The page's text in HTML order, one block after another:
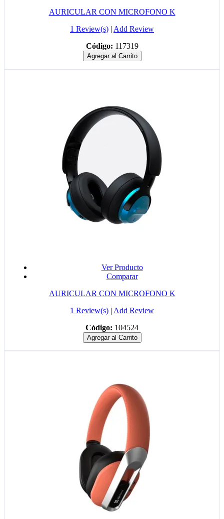
AURICULAR CON MICROFONO K
1 Review(s) | Add Review
Código: 117319
Agregar al Carrito
Ver Producto
Comparar
AURICULAR CON MICROFONO K
1 Review(s) | Add Review
Código: 104524
Agregar al Carrito